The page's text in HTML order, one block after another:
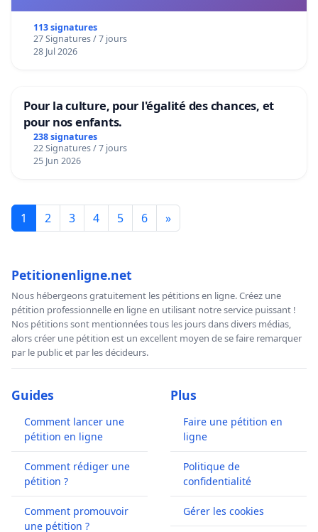
113 signatures
27 Signatures / 7 jours
28 Jul 2026
Pour la culture, pour l'égalité des chances, et
pour nos enfants.
238 signatures
22 Signatures / 7 jours
25 Jun 2026
1 2 3 4 5 6 »
Petitionenligne.net
Nous hébergeons gratuitement les pétitions en ligne. Créez une
pétition professionnelle en ligne en utilisant notre service puissant !
Nos pétitions sont mentionnées tous les jours dans divers médias,
alors créer une pétition est un excellent moyen de se faire remarquer
par le public et par les décideurs.
Guides
Comment lancer une
pétition en ligne
Comment rédiger une
pétition ?
Comment promouvoir
une pétition ?
Plus
Faire une pétition en
ligne
Politique de
confidentialité
Gérer les cookies